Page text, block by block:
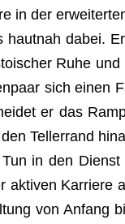
in der
dabei.
Ruhe
sich einen
er das
Tel­ler­rand
in den
Kar­riere
von Anfang